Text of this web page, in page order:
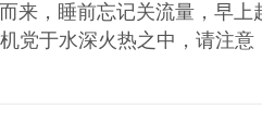
，睡前忘记关流量，早上
于水深火热之中，请注